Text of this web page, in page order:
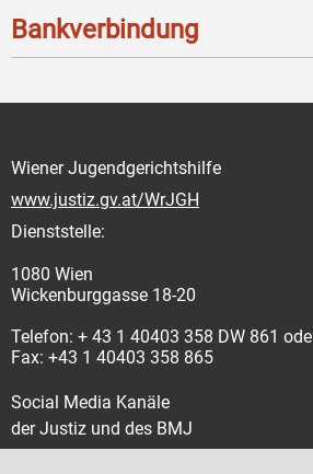
Bankverbindung
Wiener Jugendgerichtshilfe
www.justiz.gv.at/WrJGH
Dienststelle:
1080 Wien
Wickenburggasse 18-20
Telefon: + 43 1 40403 358 DW 861
Fax: +43 1 40403 358 865
Social Media Kanäle
der Justiz und des BMJ